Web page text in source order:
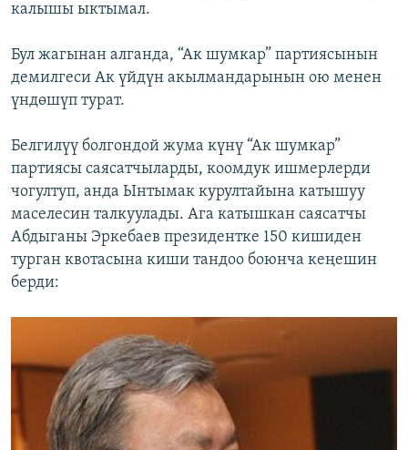
калышы ыктымал.
Бул жагынан алганда, “Ак шумкар” партиясынын
демилгеси Ак үйдүн акылмандарынын ою менен
үндөшүп турат.
Белгилүү болгондой жума күнү “Ак шумкар”
партиясы саясатчыларды, коомдук ишмерлерди
чогултуп, анда Ынтымак курултайына катышуу
маселесин талкуулады. Ага катышкан саясатчы
Абдыганы Эркебаев президентке 150 кишиден
турган квотасына киши тандоо боюнча кеңешин
берди: